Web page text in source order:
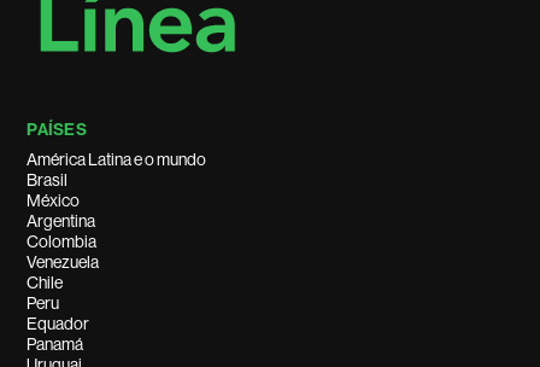
PAÍSES
América Latina e o mundo
Brasil
México
Argentina
Colombia
Venezuela
Chile
Peru
Equador
Panamá